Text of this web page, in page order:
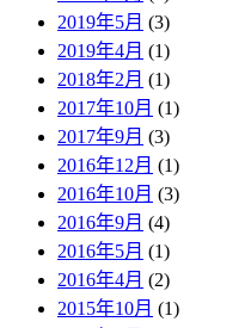
2019年5月 (3)
2019年4月 (1)
2018年2月 (1)
2017年10月 (1)
2017年9月 (3)
2016年12月 (1)
2016年10月 (3)
2016年9月 (4)
2016年5月 (1)
2016年4月 (2)
2015年10月 (1)